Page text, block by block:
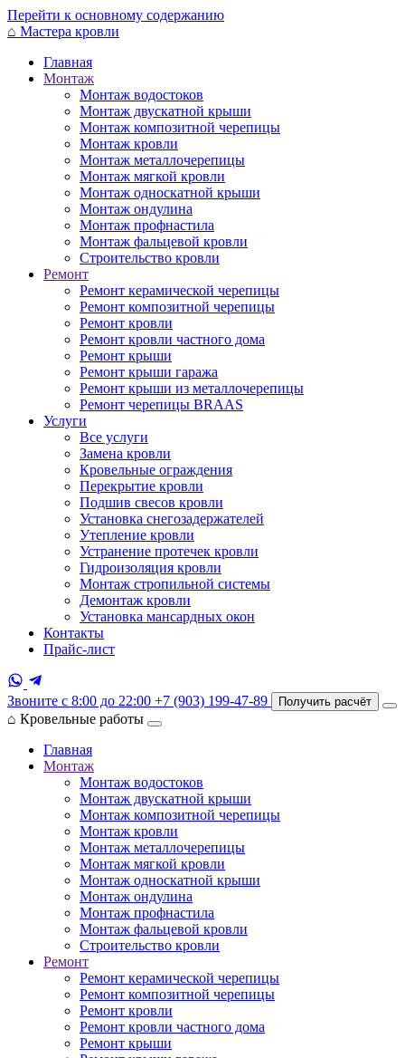
Перейти к основному содержанию
⌂ Мастера кровли
Главная
Монтаж
Монтаж водостоков
Монтаж двускатной крыши
Монтаж композитной черепицы
Монтаж кровли
Монтаж металлочерепицы
Монтаж мягкой кровли
Монтаж односкатной крыши
Монтаж ондулина
Монтаж профнастила
Монтаж фальцевой кровли
Строительство кровли
Ремонт
Ремонт керамической черепицы
Ремонт композитной черепицы
Ремонт кровли
Ремонт кровли частного дома
Ремонт крыши
Ремонт крыши гаража
Ремонт крыши из металлочерепицы
Ремонт черепицы BRAAS
Услуги
Все услуги
Замена кровли
Кровельные ограждения
Перекрытие кровли
Подшив свесов кровли
Установка снегозадержателей
Утепление кровли
Устранение протечек кровли
Гидроизоляция кровли
Монтаж стропильной системы
Демонтаж кровли
Установка мансардных окон
Контакты
Прайс-лист
Звоните с 8:00 до 22:00 +7 (903) 199-47-89 Получить расчёт
⌂ Кровельные работы
Главная
Монтаж
Монтаж водостоков
Монтаж двускатной крыши
Монтаж композитной черепицы
Монтаж кровли
Монтаж металлочерепицы
Монтаж мягкой кровли
Монтаж односкатной крыши
Монтаж ондулина
Монтаж профнастила
Монтаж фальцевой кровли
Строительство кровли
Ремонт
Ремонт керамической черепицы
Ремонт композитной черепицы
Ремонт кровли
Ремонт кровли частного дома
Ремонт крыши